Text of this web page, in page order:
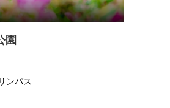
園
ンパス